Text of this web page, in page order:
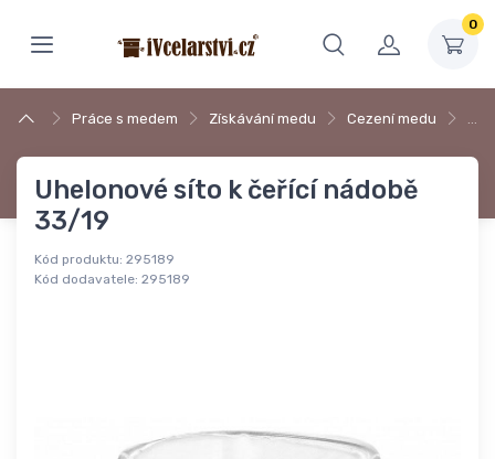
0
Práce s medem Získávání medu Cezení medu …
Uhelonové síto k čeřící nádobě
33/19
Kód produktu: 295189
Kód dodavatele: 295189